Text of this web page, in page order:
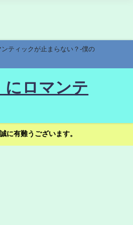
ティックが止まらない？-僕の
にロマンテ
に有難うございます。